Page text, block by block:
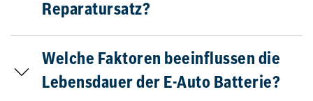
Reparatursatz?
Welche Faktoren beeinflussen die
Lebensdauer der E-Auto Batterie?